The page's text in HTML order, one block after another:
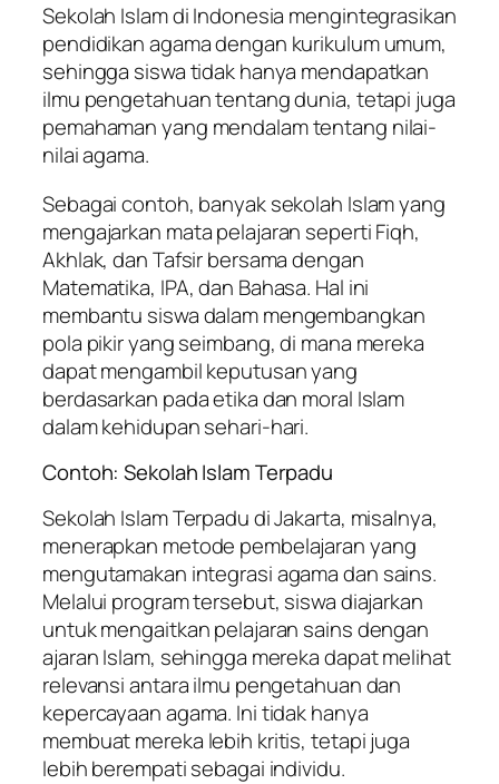
Sekolah Islam di Indonesia mengintegrasikan
pendidikan agama dengan kurikulum umum,
sehingga siswa tidak hanya mendapatkan
ilmu pengetahuan tentang dunia, tetapi juga
pemahaman yang mendalam tentang nilai-
nilai agama.
Sebagai contoh, banyak sekolah Islam yang
mengajarkan mata pelajaran seperti Fiqh,
Akhlak, dan Tafsir bersama dengan
Matematika, IPA, dan Bahasa. Hal ini
membantu siswa dalam mengembangkan
pola pikir yang seimbang, di mana mereka
dapat mengambil keputusan yang
berdasarkan pada etika dan moral Islam
dalam kehidupan sehari-hari.
Contoh: Sekolah Islam Terpadu
Sekolah Islam Terpadu di Jakarta, misalnya,
menerapkan metode pembelajaran yang
mengutamakan integrasi agama dan sains.
Melalui program tersebut, siswa diajarkan
untuk mengaitkan pelajaran sains dengan
ajaran Islam, sehingga mereka dapat melihat
relevansi antara ilmu pengetahuan dan
kepercayaan agama. Ini tidak hanya
membuat mereka lebih kritis, tetapi juga
lebih berempati sebagai individu.